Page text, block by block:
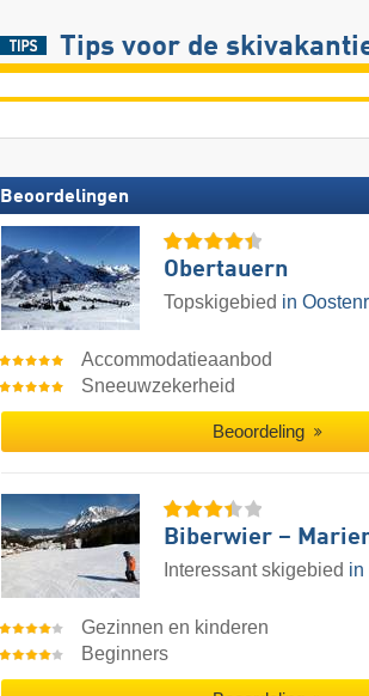
Tips voor de
Beoordelingen
Obertauern
Topskigebied in
Accommodatieaanbod
Sneeuwzekerheid
Beoordeling
Biberwier –
Interessant skigebied in
Gezinnen en kinderen
Beginners